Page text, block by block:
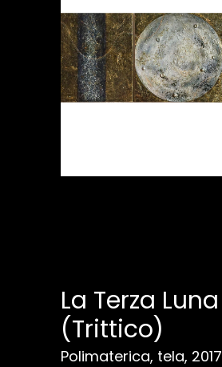
La Terza Luna
(Trittico)
Polimaterica, tela, 2017